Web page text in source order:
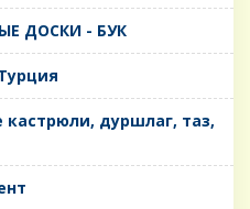
ДОСКИ - БУК
дуршлаг, таз,